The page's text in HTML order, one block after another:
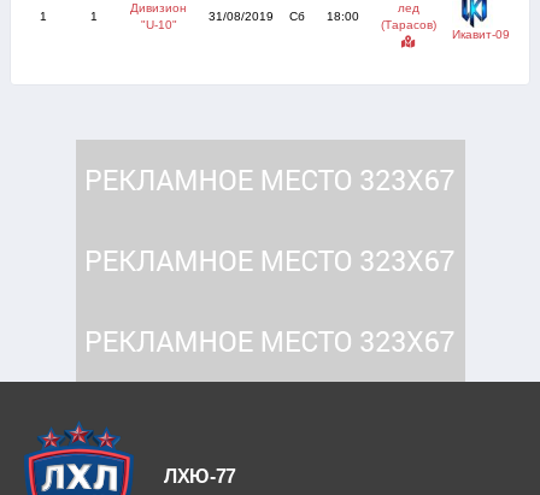
1 1
Дивизион
"U-10"
31/08/2019 Сб 18:00
лед
(Тарасов)
Икавит-09
ЛХЮ-77